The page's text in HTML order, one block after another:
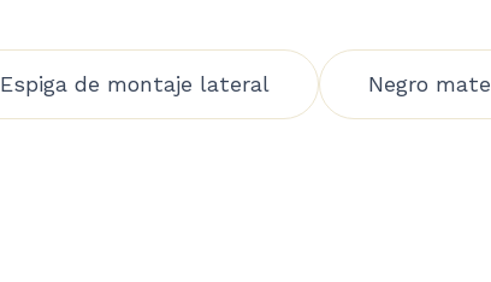
Espiga de montaje lateral Negro mate